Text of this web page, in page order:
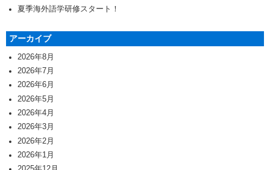
夏季海外語学研修スタート！
アーカイブ
2026年8月
2026年7月
2026年6月
2026年5月
2026年4月
2026年3月
2026年2月
2026年1月